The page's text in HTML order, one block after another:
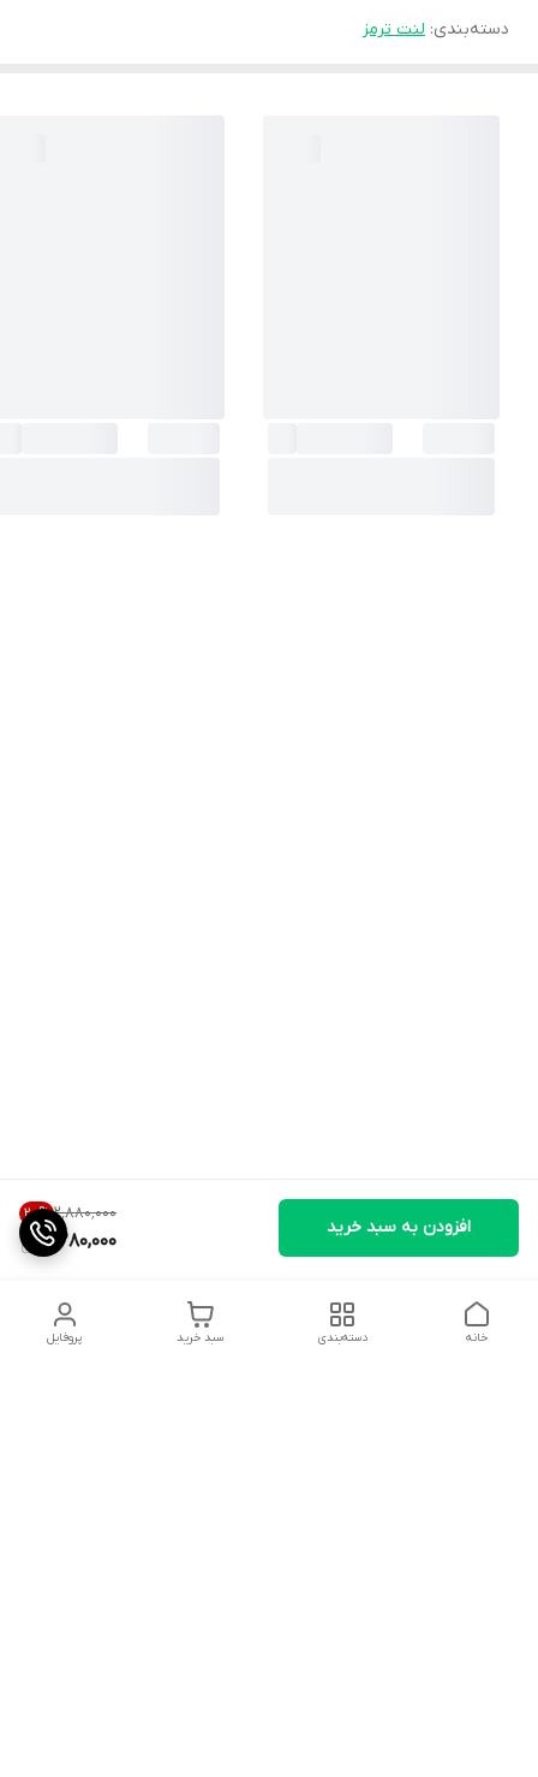
۲٬۸۸۰٬۰۰۰ 20%
2,280,000
افزودن به سبد خرید
دسته‌بندی: لنت ترمز
پروفایل سبد خرید دسته‌بندی خانه